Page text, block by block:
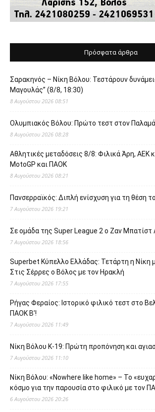
Πρόσφατα άρθρα
Σαρακηνός – Νίκη Βόλου: Τεστάρουν
Μαγουλάς” (8/8, 18:30)
8 Αυγούστου 2026 08:51
Ολυμπιακός Βόλου: Πρώτο τεστ στον Παλαμά
8 Αυγούστου 2026 08:28
Αθλητικές μεταδόσεις 8/8: Φιλικά Άρη, ΑΕΚ
MotoGP και ΠΑΟΚ
8 Αυγούστου 2026 08:21
Πανσερραϊκός: Διπλή ενίσχυση για τη θέση
7 Αυγούστου 2026 19:21
Σε ομάδα της Super League 2 o Ζαν Μπατίστ
7 Αυγούστου 2026 18:56
Superbet Κύπελλο Ελλάδας: Τετάρτη η Νίκη
Στις Σέρρες ο Βόλος με τον Ηρακλή
7 Αυγούστου 2026 17:55
Ρήγας Φεραίος: Ιστορικό φιλικό τεστ στο
ΠΑΟΚ Β’!
7 Αυγούστου 2026 11:49
Νίκη Βόλου Κ-19: Πρώτη προπόνηση και
7 Αυγούστου 2026 11:10
Νίκη Βόλου: «Nowhere like home» – Το
κόσμο για την παρουσία στο φιλικό με τον
6 Αυγούστου 2026 20:26